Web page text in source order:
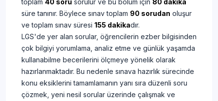
süre tanınır. Böylece sınav toplam 90 sorudan oluşur
ve toplam sınav süresi 155 dakikadır.
LGS'de yer alan sorular, öğrencilerin ezber bilgisinden
çok bilgiyi yorumlama, analiz etme ve günlük yaşamda
kullanabilme becerilerini ölçmeye yönelik olarak
hazırlanmaktadır. Bu nedenle sınava hazırlık sürecinde
konu eksiklerini tamamlamanın yanı sıra düzenli soru
çözmek, yeni nesil sorular üzerinde çalışmak ve